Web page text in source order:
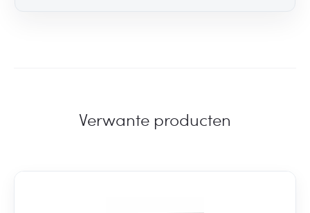
Verwante producten